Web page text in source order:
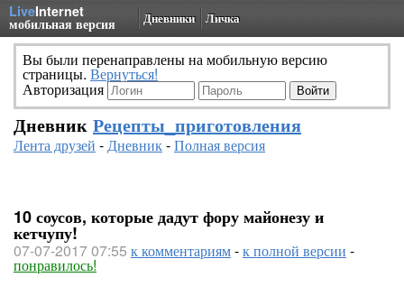
LiveInternet
мобильная версия Дневники Личка
Вы были перенаправлены на мобильную версию
страницы. Вернуться!
Авторизация
Дневник Рецепты_приготовления
Лента друзей -Дневник-Полная версия
10 соусов, которые дадут фору майонезу и
кетчупу!
07-07-2017 07:55 к комментариям-к полной версии -
понравилось!